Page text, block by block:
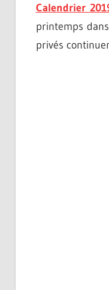
Calendrier
printemps
privés